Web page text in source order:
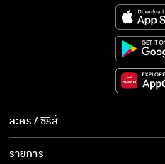
ละคร / ซีรีส์
รายการ